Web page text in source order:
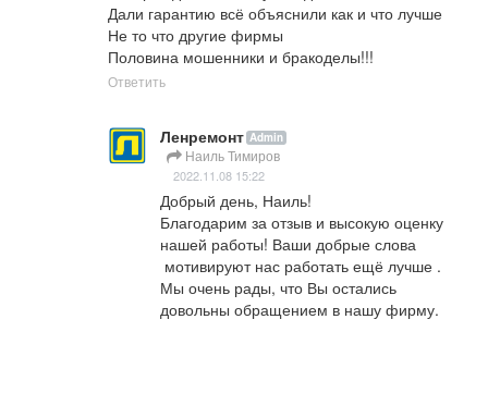
Дали гарантию всё объяснили как и что лучше
Не то что другие фирмы
Половина мошенники и бракоделы!!!
Ответить
Ленремонт Admin
Наиль Тимиров
2022.11.08 15:22
Добрый день, Наиль!
Благодарим за отзыв и высокую оценку
нашей работы! Ваши добрые слова
мотивируют нас работать ещё лучше .
Мы очень рады, что Вы остались
довольны обращением в нашу фирму.